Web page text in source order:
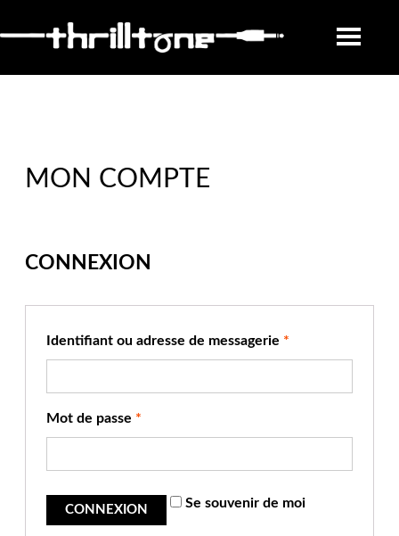
MON COMPTE
CONNEXION
Identifiant ou adresse de messagerie *
Mot de passe *
Se souvenir de moi